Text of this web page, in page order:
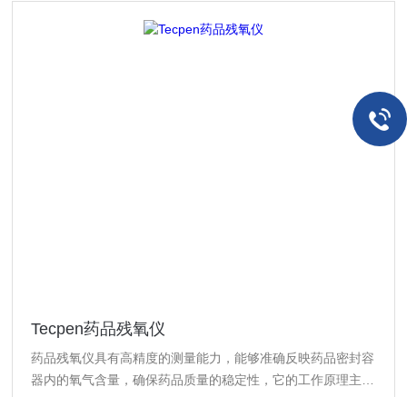
Tecpen药品残氧仪
药品残氧仪具有高精度的测量能力，能够准确反映药品密封容
器内的氧气含量，确保药品质量的稳定性，它的工作原理主要